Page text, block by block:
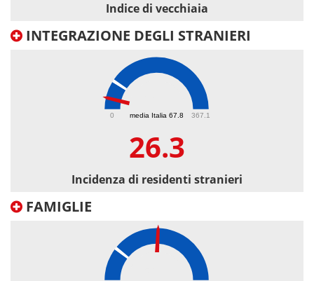
Indice di vecchiaia
INTEGRAZIONE DEGLI STRANIERI
media Italia 67.8
0 367.1
26.3
Incidenza di residenti stranieri
FAMIGLIE